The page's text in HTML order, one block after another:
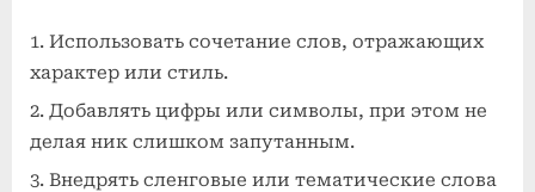
Использовать сочетание слов, отражающих
характер или стиль.
Добавлять цифры или символы, при этом не
делая ник слишком запутанным.
Внедрять сленговые или тематические слова